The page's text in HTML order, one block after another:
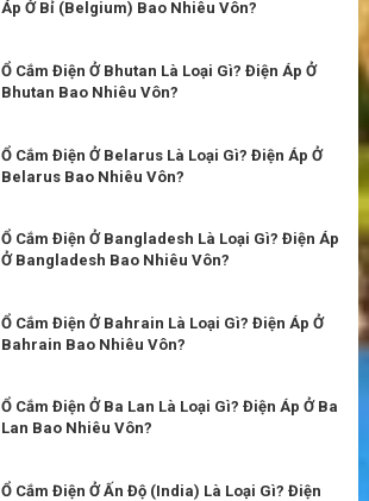
Áp Ở Bỉ (Belgium) Bao Nhiêu Vôn?
Ổ Cắm Điện Ở Bhutan Là Loại Gì? Điện Áp Ở
Bhutan Bao Nhiêu Vôn?
Ổ Cắm Điện Ở Belarus Là Loại Gì? Điện Áp Ở
Belarus Bao Nhiêu Vôn?
Ổ Cắm Điện Ở Bangladesh Là Loại Gì? Điện Áp
Ở Bangladesh Bao Nhiêu Vôn?
Ổ Cắm Điện Ở Bahrain Là Loại Gì? Điện Áp Ở
Bahrain Bao Nhiêu Vôn?
Ổ Cắm Điện Ở Ba Lan Là Loại Gì? Điện Áp Ở Ba
Lan Bao Nhiêu Vôn?
Ổ Cắm Điện Ở Ấn Độ (India) Là Loại Gì? Điện